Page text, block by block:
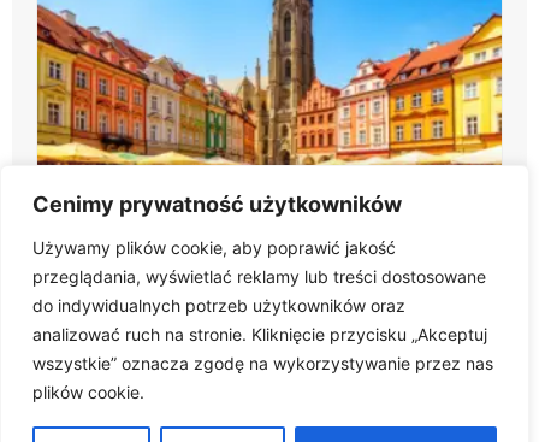
Cenimy prywatność użytkowników
Używamy plików cookie, aby poprawić jakość
przeglądania, wyświetlać reklamy lub treści dostosowane
do indywidualnych potrzeb użytkowników oraz
analizować ruch na stronie. Kliknięcie przycisku „Akceptuj
wszystkie” oznacza zgodę na wykorzystywanie przez nas
plików cookie.
Wakacje.pl Tarnów – oferty wycieczek, hotele i opinie
klientów
Twoja inspiracja na każdą wyprawę
Mapa witryny
Kontakt z nami